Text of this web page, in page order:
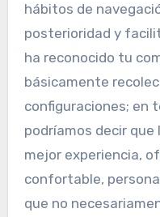
hábitos de
posterioridad y
ha reconocido tu
básicamente
configuraciones; en
podríamos decir que
mejor experiencia,
confortable,
que no